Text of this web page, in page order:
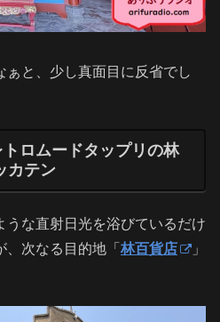
ぁと、少し真面目に反省でし
ロムードタップリの林
カテン
うな直射日光を浴びているだけ
次なる目的地「 林百貨店
」